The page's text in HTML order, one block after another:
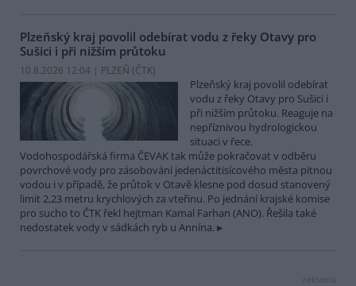
Plzeňský kraj povolil odebírat vodu z řeky Otavy pro
Sušici i při nižším průtoku
10.8.2026 12:04 | PLZEŇ (ČTK)
Plzeňský kraj povolil odebírat
vodu z řeky Otavy pro Sušici i
při nižším průtoku. Reaguje na
nepříznivou hydrologickou
situaci v řece.
Vodohospodářská firma ČEVAK tak může pokračovat v odběru
povrchové vody pro zásobování jedenáctitisícového města pitnou
vodou i v případě, že průtok v Otavě klesne pod dosud stanovený
limit 2,23 metru krychlových za vteřinu. Po jednání krajské komise
pro sucho to ČTK řekl hejtman Kamal Farhan (ANO). Řešila také
nedostatek vody v sádkách ryb u Annína.
reklama